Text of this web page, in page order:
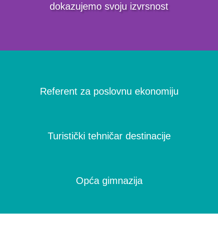
dokazujemo svoju izvrsnost
Referent za poslovnu ekonomiju
Turistički tehničar destinacije
Opća gimnazija